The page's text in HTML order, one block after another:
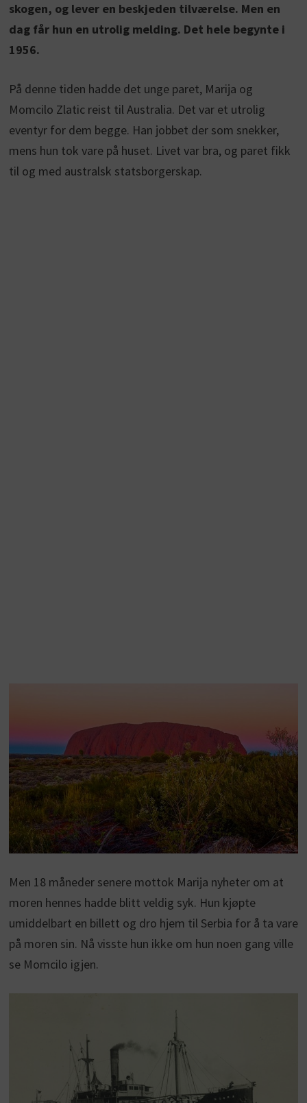
skogen, og lever en beskjeden tilværelse. Men en
dag får hun en utrolig melding. Det hele begynte i
1956.
På denne tiden hadde det unge paret, Marija og
Momcilo Zlatic reist til Australia. Det var et utrolig
eventyr for dem begge. Han jobbet der som snekker,
mens hun tok vare på huset. Livet var bra, og paret fikk
til og med australsk statsborgerskap.
Men 18 måneder senere mottok Marija nyheter om at
moren hennes hadde blitt veldig syk. Hun kjøpte
umiddelbart en billett og dro hjem til Serbia for å ta vare
på moren sin. Nå visste hun ikke om hun noen gang ville
se Momcilo igjen.